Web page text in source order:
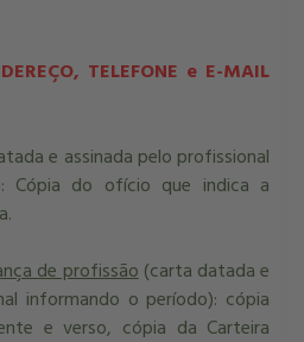
TELEFONE e E-MAIL
e assinada pelo profissional
Cópia do ofício que indica a
de profissão (carta datada e
informando o período): cópia
e verso, cópia da Carteira